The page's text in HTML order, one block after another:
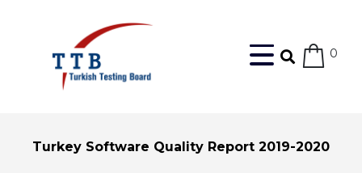
0
Turkey Software Quality Report 2019-2020